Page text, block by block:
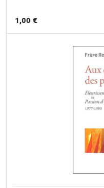
1,00 €